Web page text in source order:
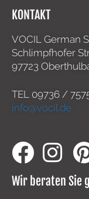
KONTAKT
VOCIL German
Schlimpfhofer
97723
TEL 09736 /
info@vocil.de
Wir beraten Sie